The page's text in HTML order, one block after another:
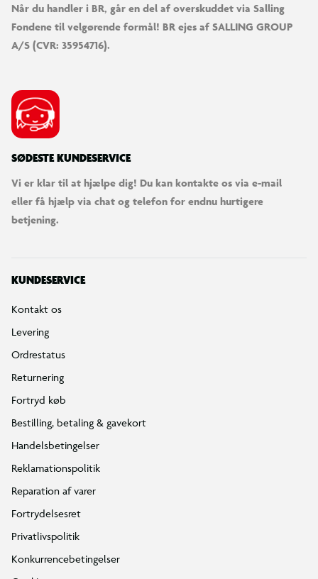
Når du handler i BR, går en del af overskuddet via Salling
Fondene til velgørende formål! BR ejes af SALLING GROUP
A/S (CVR: 35954716).
SØDESTE KUNDESERVICE
Vi er klar til at hjælpe dig! Du kan kontakte os via e-mail
eller få hjælp via chat og telefon for endnu hurtigere
betjening.
KUNDESERVICE
Kontakt os
Levering
Ordrestatus
Returnering
Fortryd køb
Bestilling, betaling & gavekort
Handelsbetingelser
Reklamationspolitik
Reparation af varer
Fortrydelsesret
Privatlivspolitik
Konkurrencebetingelser